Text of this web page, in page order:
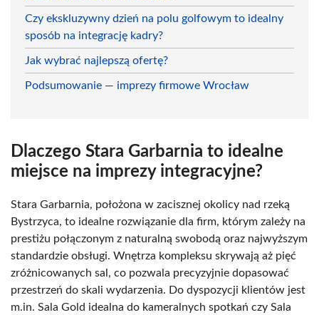
Czy ekskluzywny dzień na polu golfowym to idealny
sposób na integrację kadry?
Jak wybrać najlepszą ofertę?
Podsumowanie — imprezy firmowe Wrocław
Dlaczego Stara Garbarnia to idealne
miejsce na imprezy integracyjne?
Stara Garbarnia, położona w zacisznej okolicy nad rzeką
Bystrzyca, to idealne rozwiązanie dla firm, którym zależy na
prestiżu połączonym z naturalną swobodą oraz najwyższym
standardzie obsługi. Wnętrza kompleksu skrywają aż pięć
zróżnicowanych sal, co pozwala precyzyjnie dopasować
przestrzeń do skali wydarzenia. Do dyspozycji klientów jest
m.in. Sala Gold idealna do kameralnych spotkań czy Sala